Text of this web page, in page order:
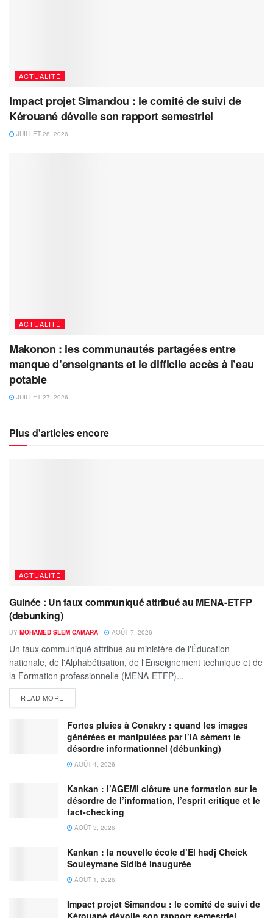
ACTUALITÉ
Impact projet Simandou : le comité de suivi de
Kérouané dévoile son rapport semestriel
JUILLET 28, 2026
ACTUALITÉ
Makonon : les communautés partagées entre
manque d’enseignants et le difficile accès à l’eau
potable
JUILLET 27, 2026
Plus d'articles encore
ACTUALITÉ
Guinée : Un faux communiqué attribué au MENA-ETFP
(debunking)
BY MOHAMED SLEM CAMARA AOÛT 7, 2026
Un faux communiqué attribué au ministère de l'Éducation
nationale, de l'Alphabétisation, de l'Enseignement technique et de
la Formation professionnelle (MENA-ETFP)...
READ MORE
Fortes pluies à Conakry : quand les images
générées et manipulées par l’IA sèment le
désordre informationnel (débunking)
AOÛT 4, 2026
Kankan : l’AGEMI clôture une formation sur le
désordre de l’information, l’esprit critique et le
fact-checking
AOÛT 3, 2026
Kankan : la nouvelle école d’El hadj Cheick
Souleymane Sidibé inaugurée
AOÛT 1, 2026
Impact projet Simandou : le comité de suivi de
Kérouané dévoile son rapport semestriel